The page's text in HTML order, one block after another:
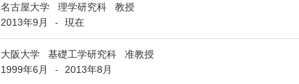
名古屋大学 理学研究科 教授
2013年9月
- 現在
大阪大学 基礎工学研究科 准教授
1999年6月
- 2013年8月